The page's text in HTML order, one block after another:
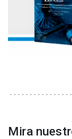
Mira